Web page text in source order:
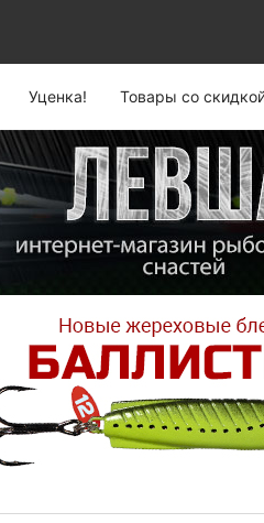
Уценка! Товары со